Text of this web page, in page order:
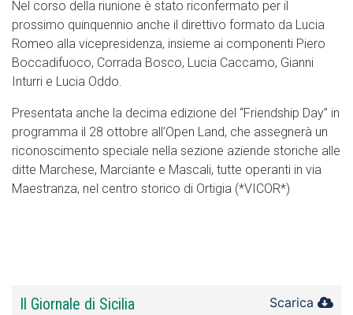
Nel corso della riunione è stato riconfermato per il
prossimo quinquennio anche il direttivo formato da Lucia
Romeo alla vicepresidenza, insieme ai componenti Piero
Boccadifuoco, Corrada Bosco, Lucia Caccamo, Gianni
Inturri e Lucia Oddo.
Presentata anche la decima edizione del “Friendship Day” in
programma il 28 ottobre all’Open Land, che assegnerà un
riconoscimento speciale nella sezione aziende storiche alle
ditte Marchese, Marciante e Mascali, tutte operanti in via
Maestranza, nel centro storico di Ortigia (*VICOR*)
Il Giornale di Sicilia Scarica